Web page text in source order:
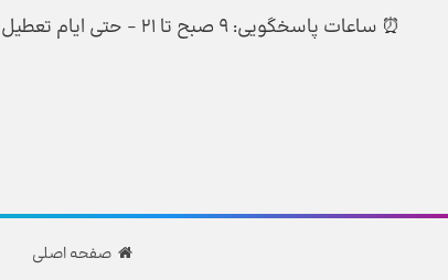
⏰ ساعات پاسخگویی: ۹ صبح تا ۲۱ - حتی ایام تعطیل
صفحه اصلی